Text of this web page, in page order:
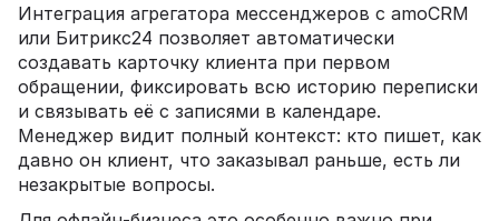
Интеграция агрегатора мессенджеров с amoCRM
или Битрикс24 позволяет автоматически
создавать карточку клиента при первом
обращении, фиксировать всю историю переписки
и связывать её с записями в календаре.
Менеджер видит полный контекст: кто пишет, как
давно он клиент, что заказывал раньше, есть ли
незакрытые вопросы.